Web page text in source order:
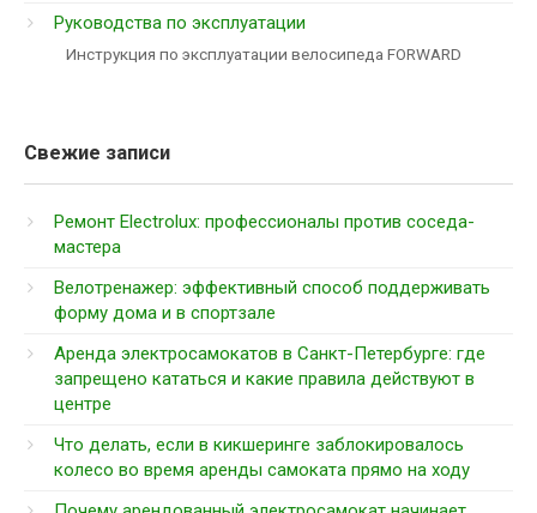
Руководства по эксплуатации
Инструкция по эксплуатации велосипеда FORWARD
Свежие записи
Ремонт Electrolux: профессионалы против соседа-
мастера
Велотренажер: эффективный способ поддерживать
форму дома и в спортзале
Аренда электросамокатов в Санкт-Петербурге: где
запрещено кататься и какие правила действуют в
центре
Что делать, если в кикшеринге заблокировалось
колесо во время аренды самоката прямо на ходу